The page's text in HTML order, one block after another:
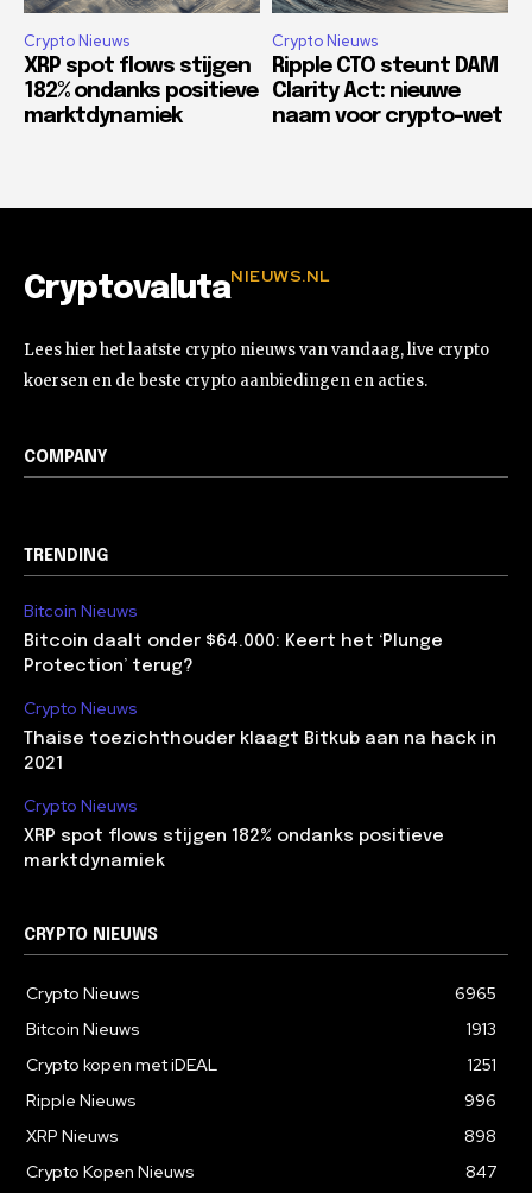
Crypto Nieuws
XRP spot flows stijgen
182% ondanks positieve
marktdynamiek
Crypto Nieuws
Ripple CTO steunt DAM
Clarity Act: nieuwe
naam voor crypto-wet
CryptovalutaNIEUWS.NL
Lees hier het laatste crypto nieuws van vandaag, live crypto
koersen en de beste crypto aanbiedingen en acties.
COMPANY
TRENDING
Bitcoin Nieuws
Bitcoin daalt onder $64.000: Keert het ‘Plunge
Protection’ terug?
Crypto Nieuws
Thaise toezichthouder klaagt Bitkub aan na hack in
2021
Crypto Nieuws
XRP spot flows stijgen 182% ondanks positieve
marktdynamiek
CRYPTO NIEUWS
Crypto Nieuws
6965
Bitcoin Nieuws
1913
Crypto kopen met iDEAL
1251
Ripple Nieuws
996
XRP Nieuws
898
Crypto Kopen Nieuws
847